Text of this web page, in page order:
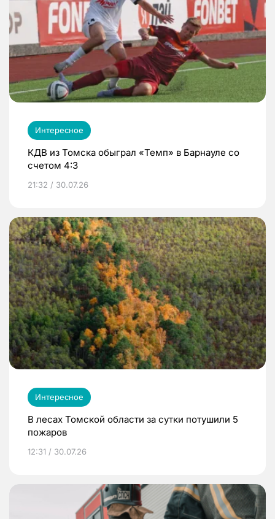
Интересное
КДВ из Томска обыграл «Темп» в Барнауле со
счетом 4:3
21:32 / 30.07.26
Интересное
В лесах Томской области за сутки потушили 5
пожаров
12:31 / 30.07.26